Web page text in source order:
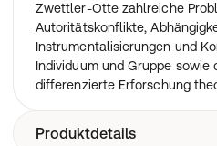
Zwettler-Otte zahlreiche
Autoritätskonflikte,
Instrumentalisierungen und
Individuum und Gruppe sowie
differenzierte Erforschung
Produktdetails